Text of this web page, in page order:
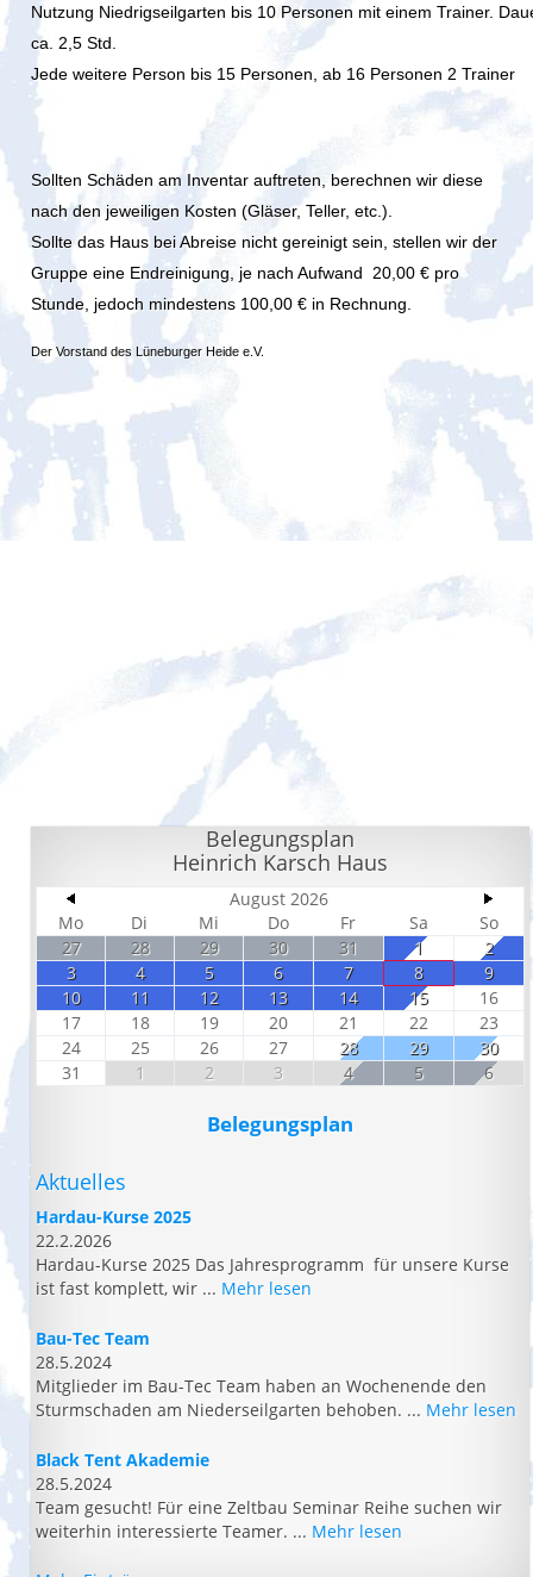
Nutzung Niedrigseilgarten bis 10 Personen mit einem Trainer.
ca. 2,5 Std.
Jede weitere Person bis 15 Personen, ab 16 Personen 2 Trainer
Sollten Schäden am Inventar auftreten, berechnen wir diese
nach den jeweiligen Kosten (Gläser, Teller, etc.).
Sollte das Haus bei Abreise nicht gereinigt sein, stellen wir der
Gruppe eine Endreinigung, je nach Aufwand 20,00 € pro
Stunde, jedoch mindestens 100,00 € in Rechnung.
Der Vorstand des Lüneburger Heide e.V.
Belegungsplan
Heinrich Karsch Haus
August 2026
Mo
Di Mi Do Fr Sa
So
27
28 29 30 31 1
2
3
4 5 6 7 8
9
10
11 12 13 14 15
16
17
18 19 20 21 22
23
24
25 26 27 28 29
30
31
1 2 3 4 5 6
Belegungsplan
Aktuelles
Hardau-Kurse 2025
22.2.2026
Hardau-Kurse 2025 Das Jahresprogramm für unsere Kurse
ist fast komplett, wir ... Mehr lesen
Bau-Tec Team
28.5.2024
Mitglieder im Bau-Tec Team haben an Wochenende den
Sturmschaden am Niederseilgarten behoben. ... Mehr lesen
Black Tent Akademie
28.5.2024
Team gesucht! Für eine Zeltbau Seminar Reihe suchen wir
weiterhin interessierte Teamer. ... Mehr lesen